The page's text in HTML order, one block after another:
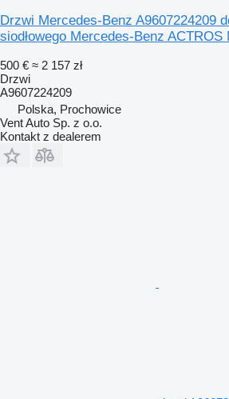
Drzwi Mercedes-Benz A9607224209
siodłowego Mercedes-Benz ACTROS
500 € ≈ 2 157 zł
Drzwi
A9607224209
Polska, Prochowice
Vent Auto Sp. z o.o.
Kontakt z dealerem